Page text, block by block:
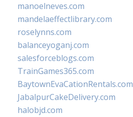
manoelneves.com
mandelaeffectlibrary.com
roselynns.com
balanceyoganj.com
salesforceblogs.com
TrainGames365.com
BaytownEvaCationRentals.com
JabalpurCakeDelivery.com
halobjd.com